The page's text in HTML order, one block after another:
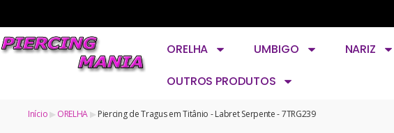
ORELHA UMBIGO NARIZ
OUTROS PRODUTOS
Início ORELHA Piercing de Tragus em Titânio - Labret Serpente - 7TRG239